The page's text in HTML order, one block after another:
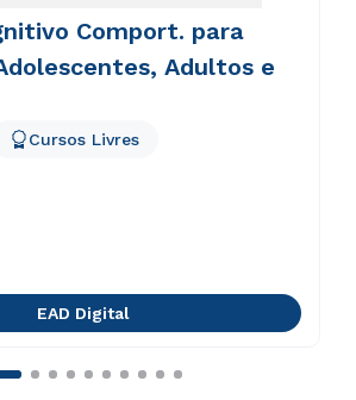
Comport. para
Adultos e
Cursos Livres
EAD Digital